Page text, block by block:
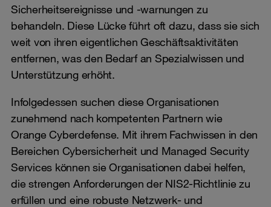
Sicherheitsereignisse und -warnungen zu
behandeln. Diese Lücke führt oft dazu, dass sie sich
weit von ihren eigentlichen Geschäftsaktivitäten
entfernen, was den Bedarf an Spezialwissen und
Unterstützung erhöht.
Infolgedessen suchen diese Organisationen
zunehmend nach kompetenten Partnern wie
Orange Cyberdefense. Mit ihrem Fachwissen in den
Bereichen Cybersicherheit und Managed Security
Services können sie Organisationen dabei helfen,
die strengen Anforderungen der NIS2-Richtlinie zu
erfüllen und eine robuste Netzwerk- und